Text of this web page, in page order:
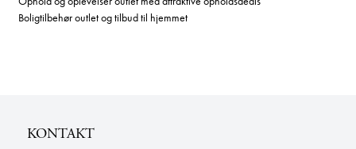
Boligtilbehør outlet og tilbud til hjemmet
KONTAKT